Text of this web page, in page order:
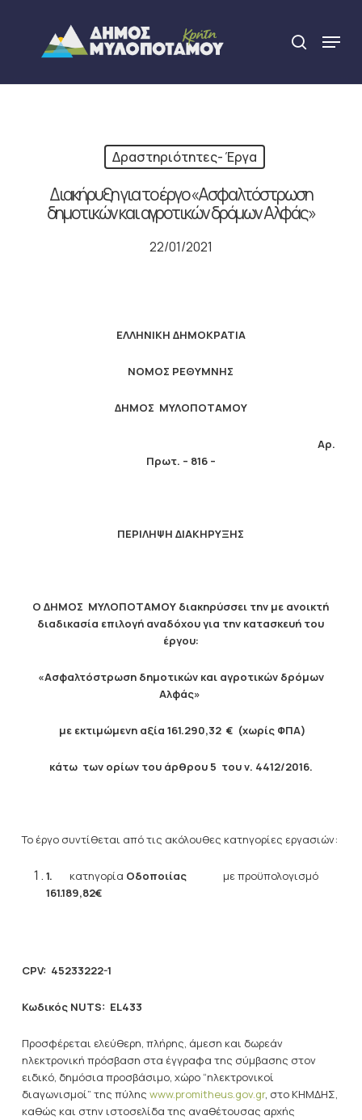
content
search
Menu
Δραστηριότητες- Έργα
Διακήρυξη για το έργο «Ασφαλτόστρωση
δημοτικών και αγροτικών δρόμων Αλφάς»
22/01/2021
ΕΛΛΗΝΙΚΗ ΔΗΜΟΚΡΑΤΙΑ
ΝΟΜΟΣ ΡΕΘΥΜΝΗΣ
ΔΗΜΟΣ ΜΥΛΟΠΟΤΑΜΟΥ
Αρ.
Πρωτ. – 816 –
ΠΕΡΙΛΗΨΗ ΔΙΑΚΗΡΥΞΗΣ
Ο ΔΗΜΟΣ ΜΥΛΟΠΟΤΑΜΟΥ διακηρύσσει την με ανοικτή
διαδικασία επιλογή αναδόχου για την κατασκευή του
έργου:
«Ασφαλτόστρωση δημοτικών και αγροτικών δρόμων
Αλφάς»
με εκτιμώμενη αξία 161.290,32 € (χωρίς ΦΠΑ)
κάτω των ορίων του άρθρου 5 του ν. 4412/2016.
Το έργο συντίθεται από τις ακόλουθες κατηγορίες εργασιών:
1. κατηγορία Οδοποιίας
με προϋπολογισμό
161.189,82€
CPV: 45233222-1
Κωδικός NUTS: EL433
Προσφέρεται ελεύθερη, πλήρης, άμεση και δωρεάν
ηλεκτρονική πρόσβαση στα έγγραφα της σύμβασης στον
ειδικό, δημόσια προσβάσιμο, χώρο “ηλεκτρονικοί
διαγωνισμοί” της πύλης www.promitheus.gov.gr, στο ΚΗΜΔΗΣ,
καθώς και στην ιστοσελίδα της αναθέτουσας αρχής
Close